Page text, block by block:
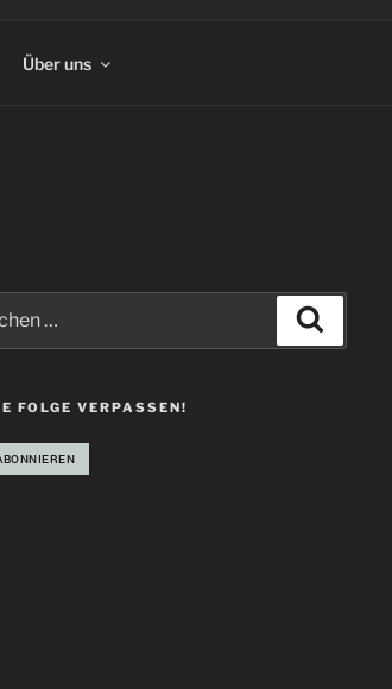
Über uns
FOLGE VERPASSEN!